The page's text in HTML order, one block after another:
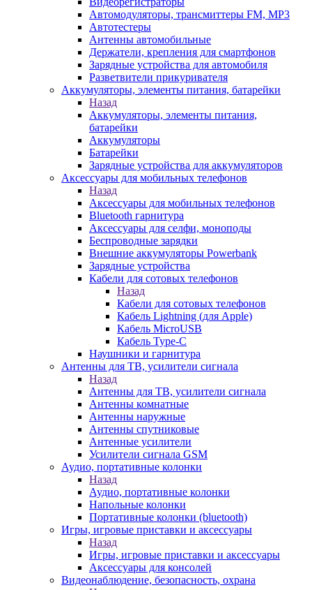
Автомодуляторы, трансмиттеры FM, MP3
Автотестеры
Антенны автомобильные
Держатели, крепления для смартфонов
Зарядные устройства для автомобиля
Разветвители прикуривателя
Аккумуляторы, элементы питания, батарейки
Назад
Аккумуляторы, элементы питания,
батарейки
Аккумуляторы
Батарейки
Зарядные устройства для аккумуляторов
Аксессуары для мобильных телефонов
Назад
Аксессуары для мобильных телефонов
Bluetooth гарнитура
Аксессуары для селфи, моноподы
Беспроводные зарядки
Внешние аккумуляторы Powerbank
Зарядные устройства
Кабели для сотовых телефонов
Назад
Кабели для сотовых телефонов
Кабель Lightning (для Apple)
Кабель MicroUSB
Кабель Type-C
Наушники и гарнитура
Антенны для ТВ, усилители сигнала
Назад
Антенны для ТВ, усилители сигнала
Антенны комнатные
Антенны наружные
Антенны спутниковые
Антенные усилители
Усилители сигнала GSM
Аудио, портативные колонки
Назад
Аудио, портативные колонки
Напольные колонки
Портативные колонки (bluetooth)
Игры, игровые приставки и аксессуары
Назад
Игры, игровые приставки и аксессуары
Аксессуары для консолей
Видеонаблюдение, безопасность, охрана